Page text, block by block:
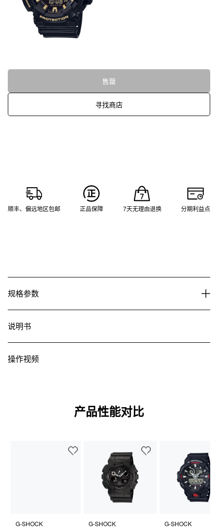
售罄
寻找商店
顺丰、偏远地区包邮 正品保障 7天无理由退换 分期利益点
规格参数
说明书
操作视频
产品性能对比
G-SHOCK G-SHOCK G-SHOCK